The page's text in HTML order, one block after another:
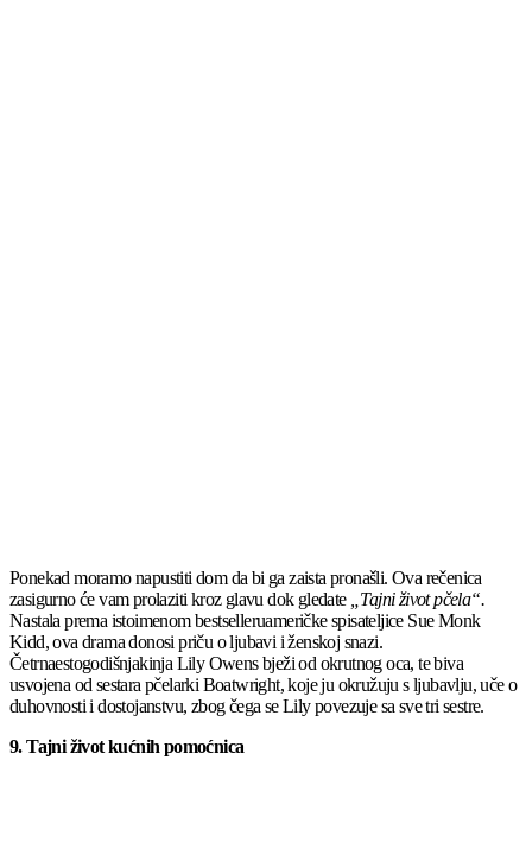
Ponekad moramo napustiti dom da bi ga zaista pronašli. Ova rečenica
zasigurno će vam prolaziti kroz glavu dok gledate
„Tajni život pčela“.
Nastala prema istoimenom bestselleruameričke spisateljice Sue Monk
Kidd, ova drama donosi priču o ljubavi i ženskoj snazi.
Četrnaestogodišnjakinja Lily Owens bježi od okrutnog oca, te biva
usvojena od sestara pčelarki Boatwright, koje ju okružuju s ljubavlju, uče o
duhovnosti i dostojanstvu, zbog čega se Lily povezuje sa sve tri sestre.
9. Tajni život kućnih pomoćnica